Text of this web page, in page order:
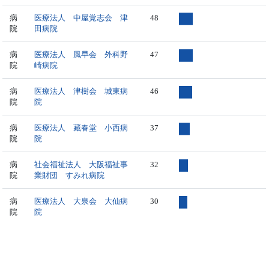
病
院
医療法人 中屋覚志会 津
田病院
48
病
院
医療法人 風早会 外科野
崎病院
47
病
院
医療法人 津樹会 城東病
院
46
病
院
医療法人 藏春堂 小西病
院
37
病
院
社会福祉法人 大阪福祉事
業財団 すみれ病院
32
病
院
医療法人 大泉会 大仙病
院
30